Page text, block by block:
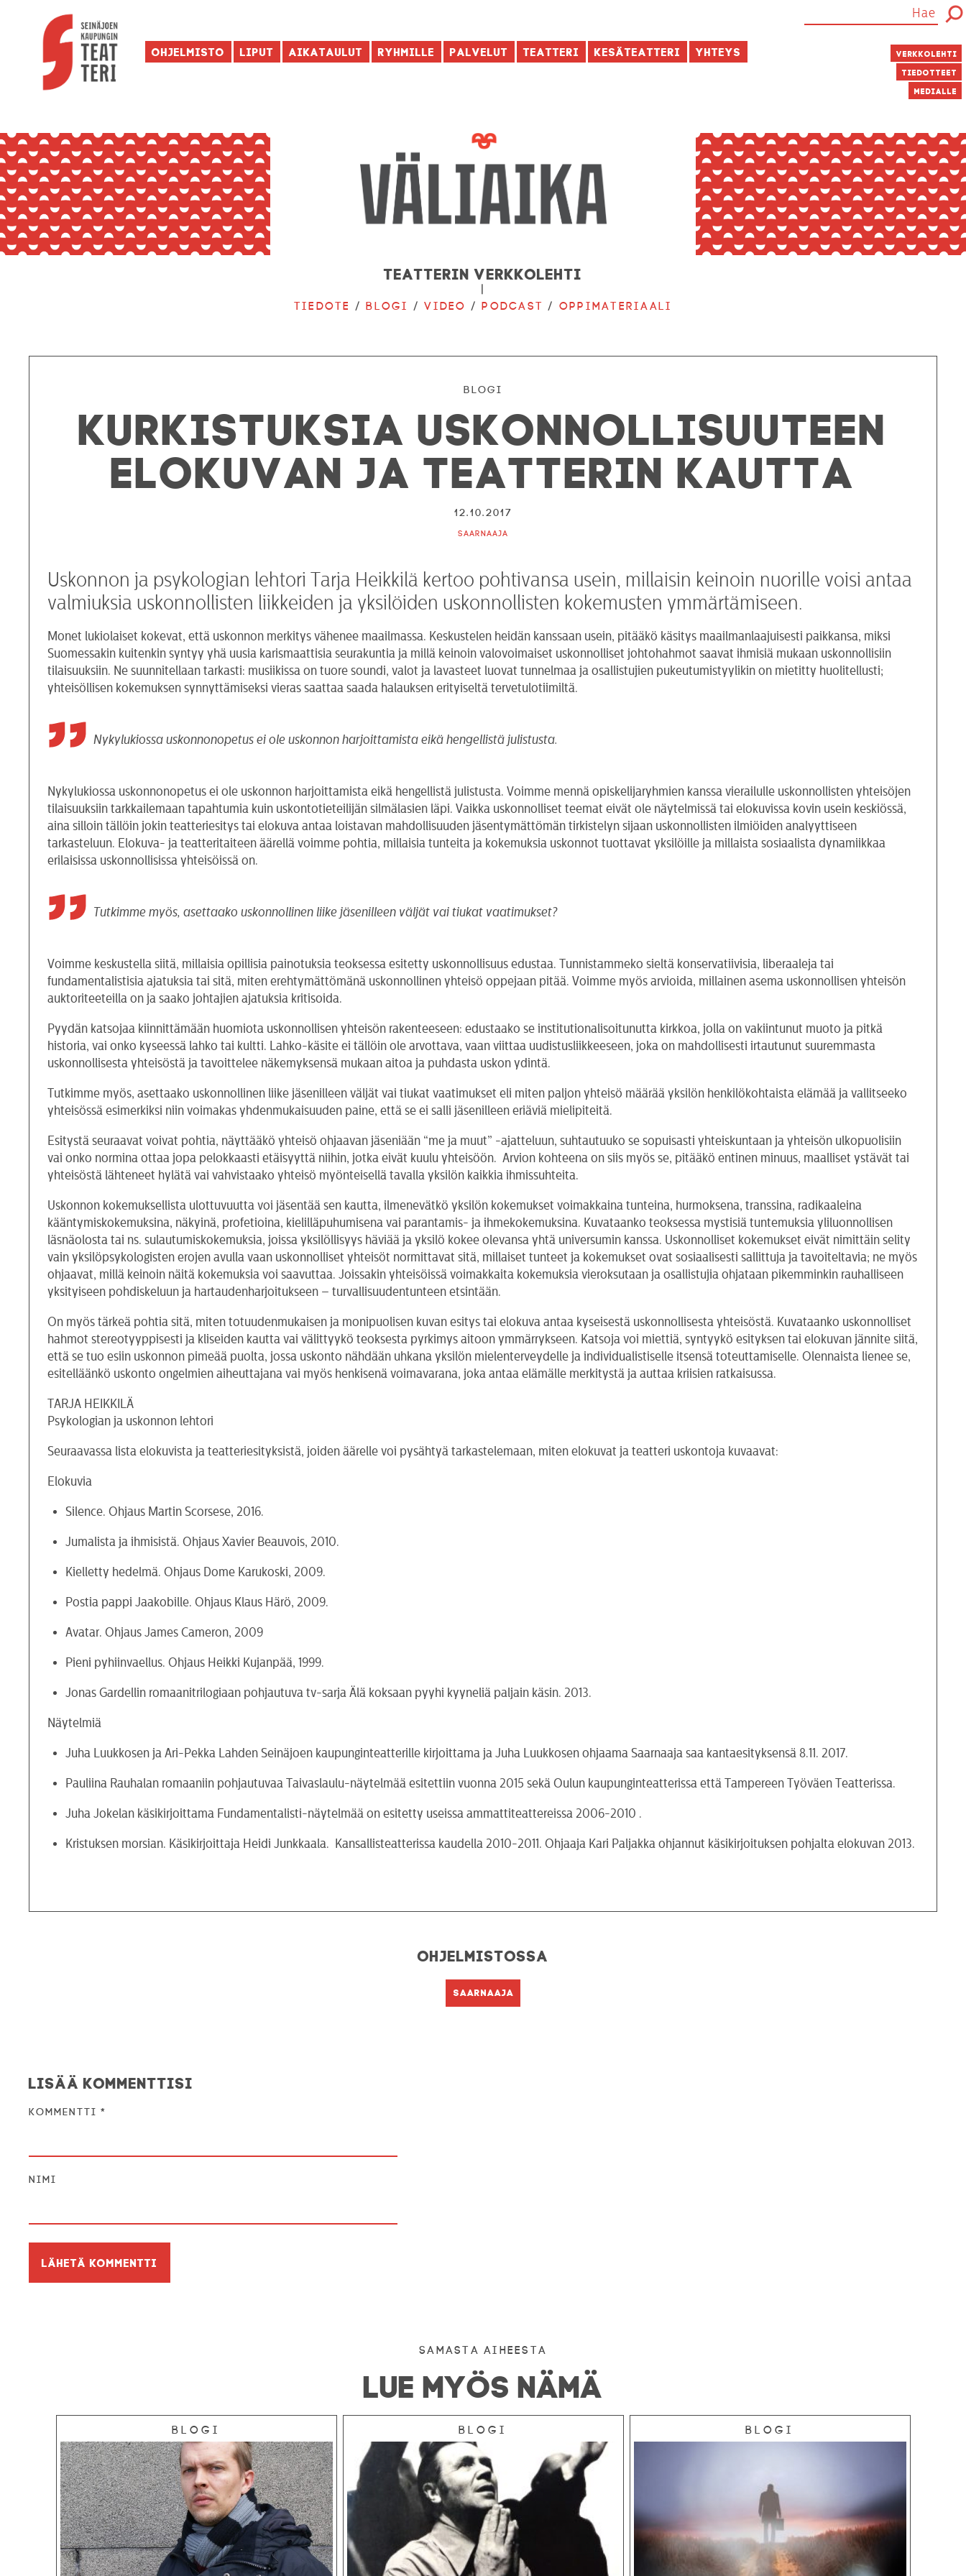
Ohjelmisto Liput Aikataulut Ryhmille Palvelut Teatteri Kesäteatteri Yhteys Verkkolehti
Tiedotteet
Medialle
Teatterin verkkolehti
|
Tiedote /Blogi /Video /Podcast / Oppimateriaali
Blogi
Kurkistuksia uskonnollisuuteen
elokuvan ja teatterin kautta
12.10.2017
Saarnaaja
Uskonnon ja psykologian lehtori Tarja Heikkilä kertoo pohtivansa usein, millaisin keinoin nuorille voisi antaa
valmiuksia uskonnollisten liikkeiden ja yksilöiden uskonnollisten kokemusten ymmärtämiseen.
Monet lukiolaiset kokevat, että uskonnon merkitys vähenee maailmassa. Keskustelen heidän kanssaan usein, pitääkö käsitys maailmanlaajuisesti paikkansa, miksi
Suomessakin kuitenkin syntyy yhä uusia karismaattisia seurakuntia ja millä keinoin valovoimaiset uskonnolliset johtohahmot saavat ihmisiä mukaan uskonnollisiin
tilaisuuksiin. Ne suunnitellaan tarkasti: musiikissa on tuore soundi, valot ja lavasteet luovat tunnelmaa ja osallistujien pukeutumistyylikin on mietitty huolitellusti;
yhteisöllisen kokemuksen synnyttämiseksi vieras saattaa saada halauksen erityiseltä tervetulotiimiltä.
Nykylukiossa uskonnonopetus ei ole uskonnon harjoittamista eikä hengellistä julistusta.
Nykylukiossa uskonnonopetus ei ole uskonnon harjoittamista eikä hengellistä julistusta. Voimme mennä opiskelijaryhmien kanssa vierailulle uskonnollisten yhteisöjen
tilaisuuksiin tarkkailemaan tapahtumia kuin uskontotieteilijän silmälasien läpi. Vaikka uskonnolliset teemat eivät ole näytelmissä tai elokuvissa kovin usein keskiössä,
aina silloin tällöin jokin teatteriesitys tai elokuva antaa loistavan mahdollisuuden jäsentymättömän tirkistelyn sijaan uskonnollisten ilmiöiden analyyttiseen
tarkasteluun. Elokuva- ja teatteritaiteen äärellä voimme pohtia, millaisia tunteita ja kokemuksia uskonnot tuottavat yksilöille ja millaista sosiaalista dynamiikkaa
erilaisissa uskonnollisissa yhteisöissä on.
Tutkimme myös, asettaako uskonnollinen liike jäsenilleen väljät vai tiukat vaatimukset?
Voimme keskustella siitä, millaisia opillisia painotuksia teoksessa esitetty uskonnollisuus edustaa. Tunnistammeko sieltä konservatiivisia, liberaaleja tai
fundamentalistisia ajatuksia tai sitä, miten erehtymättömänä uskonnollinen yhteisö oppejaan pitää. Voimme myös arvioida, millainen asema uskonnollisen yhteisön
auktoriteeteilla on ja saako johtajien ajatuksia kritisoida.
Pyydän katsojaa kiinnittämään huomiota uskonnollisen yhteisön rakenteeseen: edustaako se institutionalisoitunutta kirkkoa, jolla on vakiintunut muoto ja pitkä
historia, vai onko kyseessä lahko tai kultti. Lahko-käsite ei tällöin ole arvottava, vaan viittaa uudistusliikkeeseen, joka on mahdollisesti irtautunut suuremmasta
uskonnollisesta yhteisöstä ja tavoittelee näkemyksensä mukaan aitoa ja puhdasta uskon ydintä.
Tutkimme myös, asettaako uskonnollinen liike jäsenilleen väljät vai tiukat vaatimukset eli miten paljon yhteisö määrää yksilön henkilökohtaista elämää ja vallitseeko
yhteisössä esimerkiksi niin voimakas yhdenmukaisuuden paine, että se ei salli jäsenilleen eriäviä mielipiteitä.
Esitystä seuraavat voivat pohtia, näyttääkö yhteisö ohjaavan jäseniään “me ja muut” -ajatteluun, suhtautuuko se sopuisasti yhteiskuntaan ja yhteisön ulkopuolisiin
vai onko normina ottaa jopa pelokkaasti etäisyyttä niihin, jotka eivät kuulu yhteisöön. Arvion kohteena on siis myös se, pitääkö entinen minuus, maalliset ystävät tai
yhteisöstä lähteneet hylätä vai vahvistaako yhteisö myönteisellä tavalla yksilön kaikkia ihmissuhteita.
Uskonnon kokemuksellista ulottuvuutta voi jäsentää sen kautta, ilmenevätkö yksilön kokemukset voimakkaina tunteina, hurmoksena, transsina, radikaaleina
kääntymiskokemuksina, näkyinä, profetioina, kielilläpuhumisena vai parantamis- ja ihmekokemuksina. Kuvataanko teoksessa mystisiä tuntemuksia yliluonnollisen
läsnäolosta tai ns. sulautumiskokemuksia, joissa yksilöllisyys häviää ja yksilö kokee olevansa yhtä universumin kanssa. Uskonnolliset kokemukset eivät nimittäin selity
vain yksilöpsykologisten erojen avulla vaan uskonnolliset yhteisöt normittavat sitä, millaiset tunteet ja kokemukset ovat sosiaalisesti sallittuja ja tavoiteltavia; ne myös
ohjaavat, millä keinoin näitä kokemuksia voi saavuttaa. Joissakin yhteisöissä voimakkaita kokemuksia vieroksutaan ja osallistujia ohjataan pikemminkin rauhalliseen
yksityiseen pohdiskeluun ja hartaudenharjoitukseen – turvallisuudentunteen etsintään.
On myös tärkeä pohtia sitä, miten totuudenmukaisen ja monipuolisen kuvan esitys tai elokuva antaa kyseisestä uskonnollisesta yhteisöstä. Kuvataanko uskonnolliset
hahmot stereotyyppisesti ja kliseiden kautta vai välittyykö teoksesta pyrkimys aitoon ymmärrykseen. Katsoja voi miettiä, syntyykö esityksen tai elokuvan jännite siitä,
että se tuo esiin uskonnon pimeää puolta, jossa uskonto nähdään uhkana yksilön mielenterveydelle ja individualistiselle itsensä toteuttamiselle. Olennaista lienee se,
esitelläänkö uskonto ongelmien aiheuttajana vai myös henkisenä voimavarana, joka antaa elämälle merkitystä ja auttaa kriisien ratkaisussa.
TARJA HEIKKILÄ
Psykologian ja uskonnon lehtori
Seuraavassa lista elokuvista ja teatteriesityksistä, joiden äärelle voi pysähtyä tarkastelemaan, miten elokuvat ja teatteri uskontoja kuvaavat:
Elokuvia
Silence. Ohjaus Martin Scorsese, 2016.
Jumalista ja ihmisistä. Ohjaus Xavier Beauvois, 2010.
Kielletty hedelmä. Ohjaus Dome Karukoski, 2009.
Postia pappi Jaakobille. Ohjaus Klaus Härö, 2009.
Avatar. Ohjaus James Cameron, 2009
Pieni pyhiinvaellus. Ohjaus Heikki Kujanpää, 1999.
Jonas Gardellin romaanitrilogiaan pohjautuva tv-sarja Älä koksaan pyyhi kyyneliä paljain käsin. 2013.
Näytelmiä
Juha Luukkosen ja Ari-Pekka Lahden Seinäjoen kaupunginteatterille kirjoittama ja Juha Luukkosen ohjaama Saarnaaja saa kantaesityksensä 8.11. 2017.
Pauliina Rauhalan romaaniin pohjautuvaa Taivaslaulu-näytelmää esitettiin vuonna 2015 sekä Oulun kaupunginteatterissa että Tampereen Työväen Teatterissa.
Juha Jokelan käsikirjoittama Fundamentalisti-näytelmää on esitetty useissa ammattiteattereissa 2006-2010 .
Kristuksen morsian. Käsikirjoittaja Heidi Junkkaala. Kansallisteatterissa kaudella 2010-2011. Ohjaaja Kari Paljakka ohjannut käsikirjoituksen pohjalta elokuvan 2013.
Ohjelmistossa
Saarnaaja
Lisää kommenttisi
Kommentti*
Nimi
Samasta aiheesta
LUE MYÖS NÄMÄ
Blogi Blogi Blogi